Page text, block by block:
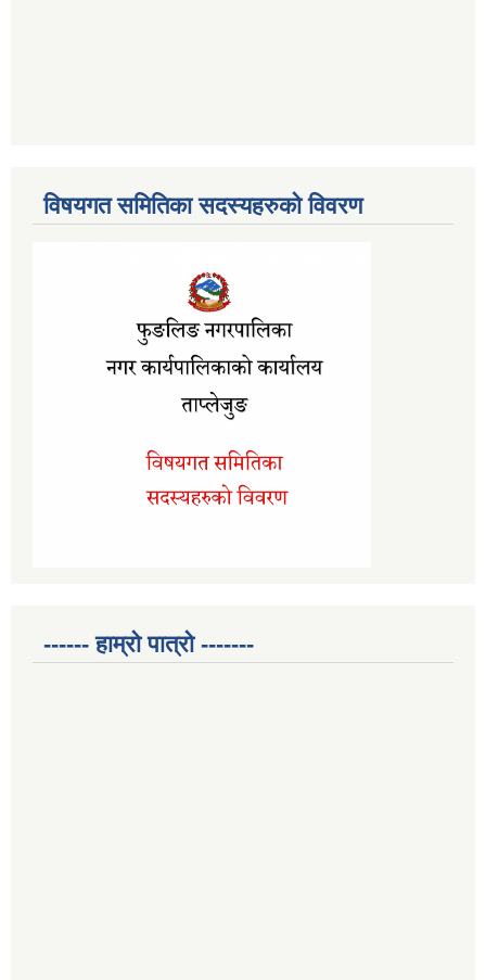
विषयगत समितिका सदस्यहरुको विवरण
------ हाम्रो पात्रो -------